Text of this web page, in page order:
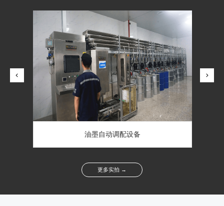
油墨自动调配设备
凌云在线检测设备印刷机
更多实拍 →